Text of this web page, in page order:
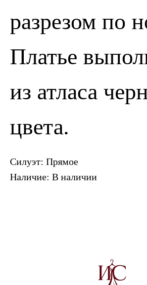
ПОЗВОНИТЬ ЗАПИСАТЬСЯ
разрезом по
Платье
из атласа
цвета.
Силуэт: Прямое
Наличие: В наличии